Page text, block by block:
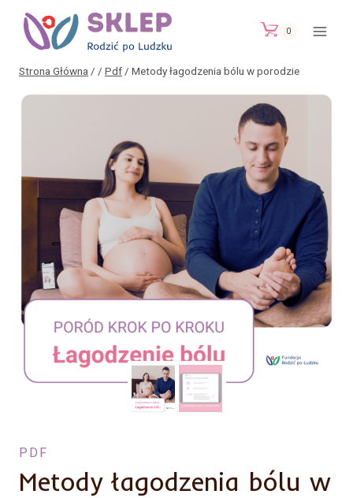
Przejdź
0
Strona Główna / / Pdf / Metody łagodzenia bólu w porodzie
PDF
Metody łagodzenia bólu w